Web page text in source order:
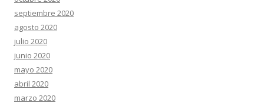
septiembre 2020
agosto 2020
julio 2020
junio 2020
mayo 2020
abril 2020
marzo 2020